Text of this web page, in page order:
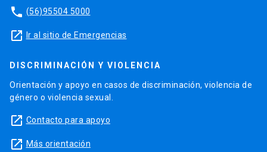
phone (56)95504 5000
launch Ir al sitio de Emergencias
DISCRIMINACIÓN Y VIOLENCIA
Orientación y apoyo en casos de discriminación, violencia de
género o violencia sexual.
launch Contacto para apoyo
launch Más orientación